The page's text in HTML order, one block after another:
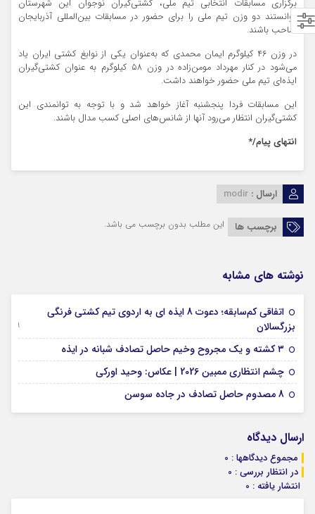
برگزاری مسابقات انتخابی تیم ملی، کشتی‌گیران نوجوان این شهرستان
توانستند دو وزن تیم ملی را برای حضور در مسابقات بین‌المللی آذربایجان
صاحب باشند.
در وزن ۴۶ کیلوگرم ایمان محمدی که به‌عنوان یکی از نوابغ کشتی ایران یاد
می‌شود در کنار مهرداد مومن‌زاده در وزن ۵۸ کیلوگرم به عنوان کشتی‌گیران
ایذه‌ای تیم ملی حضور خواهند داشت.
این مسابقات فردا پنجشنبه آغاز خواهد شد و با توجه به توانمندی این
کشتی‌گیران انتظار می‌رود آنها از شانس‌های اصلی کسب مدال باشند.
انتهای پیام/*
ارسال : modir
برچسب ها این مطلب بدون برچسب می باشد.
نوشته های مشابه
اتفاقی کم‌سابقه؛ دعوت 8 ایذه ای به اردوی تیم کشتی فرنگی
بزرگسالان
09 جولای 2026
۳ کشته و یک مجروح وخیم حاصل تصادف شبانه در ایذه
چشم انتظاری ممبین 2026 | عکاس: وحید اورکی
8 مصدوم حاصل تصادف در جاده سوسن
ارسال دیدگاه
مجموع دیدگاهها : 0
در انتظار بررسی : 0
انتشار یافته : 0